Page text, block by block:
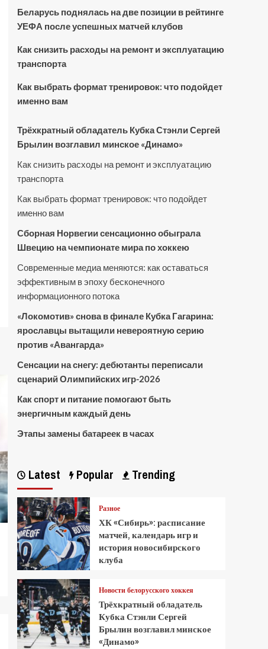
Беларусь поднялась на две позиции в рейтинге
УЕФА после успешных матчей клубов
Как снизить расходы на ремонт и эксплуатацию
транспорта
Как выбрать формат тренировок: что подойдет
именно вам
Трёхкратный обладатель Кубка Стэнли Сергей
Брылин возглавил минское «Динамо»
Как снизить расходы на ремонт и эксплуатацию
транспорта
Как выбрать формат тренировок: что подойдет
именно вам
Сборная Норвегии сенсационно обыграла
Швецию на чемпионате мира по хоккею
Современные медиа меняются: как оставаться
эффективным в эпоху бесконечного
информационного потока
«Локомотив» снова в финале Кубка Гагарина:
ярославцы вытащили невероятную серию
против «Авангарда»
Сенсации на снегу: дебютанты переписали
сценарий Олимпийских игр-2026
Как спорт и питание помогают быть
энергичным каждый день
Этапы замены батареек в часах
Latest Popular Trending
Разное
ХК «Сибирь»: расписание
матчей, календарь игр и
история новосибирского
клуба
Новости белорусского хоккея
Трёхкратный обладатель
Кубка Стэнли Сергей
Брылин возглавил минское
«Динамо»